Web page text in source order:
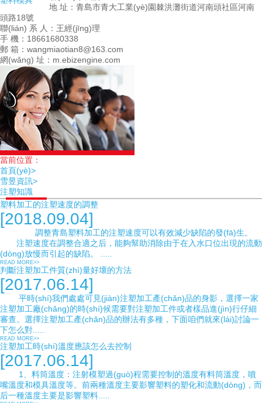
地 址：青島市青大工業(yè)園棘洪灘街道河南頭社區河南
頭路18號
聯(lián) 系 人：王經(jīng)理
手 機：18661680338
郵 箱：wangmiaotian8@163.com
網(wǎng) 址：m.ebizengine.com
當前位置：
首頁(yè)>
雪昱資訊>
注塑知識
塑料加工的注塑速度的調整
[2018.09.04]
調整青島塑料加工的注塑速度可以有效減少缺陷的發(fā)生。
注塑速度在調整合適之后，能夠幫助消除由于在入水口位出現的流動
(dòng)放慢而引起的缺陷。 .....
READ MORE>>
判斷注塑加工件質(zhì)量好壞的方法
[2017.06.14]
平時(shí)我們處處可見(jiàn)注塑加工產(chǎn)品的身影，選擇一家
注塑加工廠(chǎng)的時(shí)候需要對注塑加工件或者樣品進(jìn)行仔細
審查。選擇注塑加工產(chǎn)品的辦法有多種，下面咱們就來(lái)討論一
下怎么對.....
READ MORE>>
注塑加工時(shí)溫度應該怎么去控制
[2017.06.14]
1、料筒溫度：注射模塑過(guò)程需要控制的溫度有料筒溫度，噴
嘴溫度和模具溫度等。前兩種溫度主要影響塑料的塑化和流動(dòng)，而
后一種溫度主要是影響塑料.....